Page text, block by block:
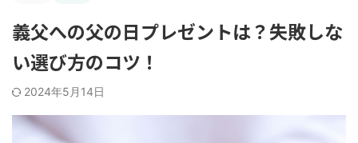
義父への父の日プレゼントは？失敗しな
い選び方のコツ！
2024年5月14日